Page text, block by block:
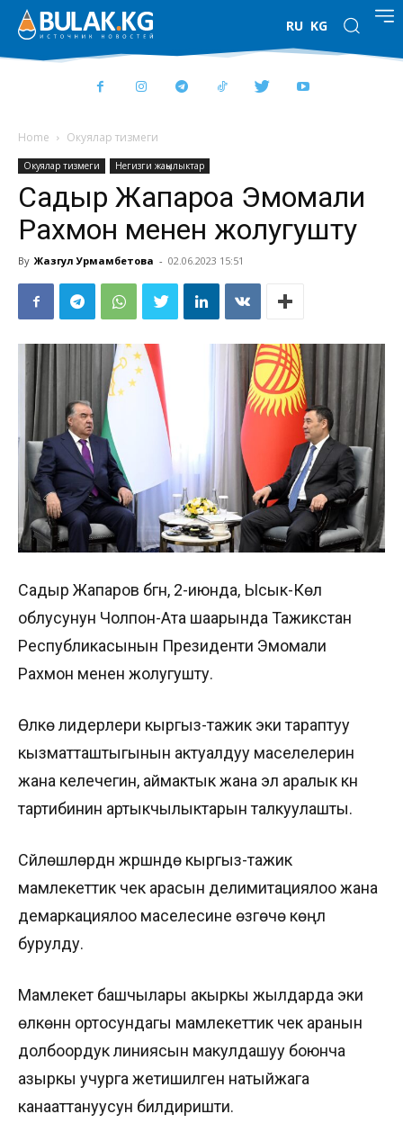
RU KG
Home Окуялар тизмеги
Окуялар тизмеги Негизги жаңылыктар
Cадыр Жапароа Эмомали
Рахмон менен жолугушту
By Жазгул Урмамбетова - 02.06.2023 15:51
Садыр Жапаров бүгүн, 2-июнда, Ысык-Көл
облусунун Чолпон-Ата шаарында Тажикстан
Республикасынын Президенти Эмомали
Рахмон менен жолугушту.
Өлкө лидерлери кыргыз-тажик эки тараптуу
кызматташтыгынын актуалдуу маселелерин
жана келечегин, аймактык жана эл аралык күн
тартибинин артыкчылыктарын талкуулашты.
Сүйлөшүүлөрдүн жүрүшүндө кыргыз-тажик
мамлекеттик чек арасын делимитациялоо жана
демаркациялоо маселесине өзгөчө көңүл
бурулду.
Мамлекет башчылары акыркы жылдарда эки
өлкөнүн ортосундагы мамлекеттик чек аранын
долбоордук линиясын макулдашуу боюнча
азыркы учурга жетишилген натыйжага
канааттануусун билдиришти.